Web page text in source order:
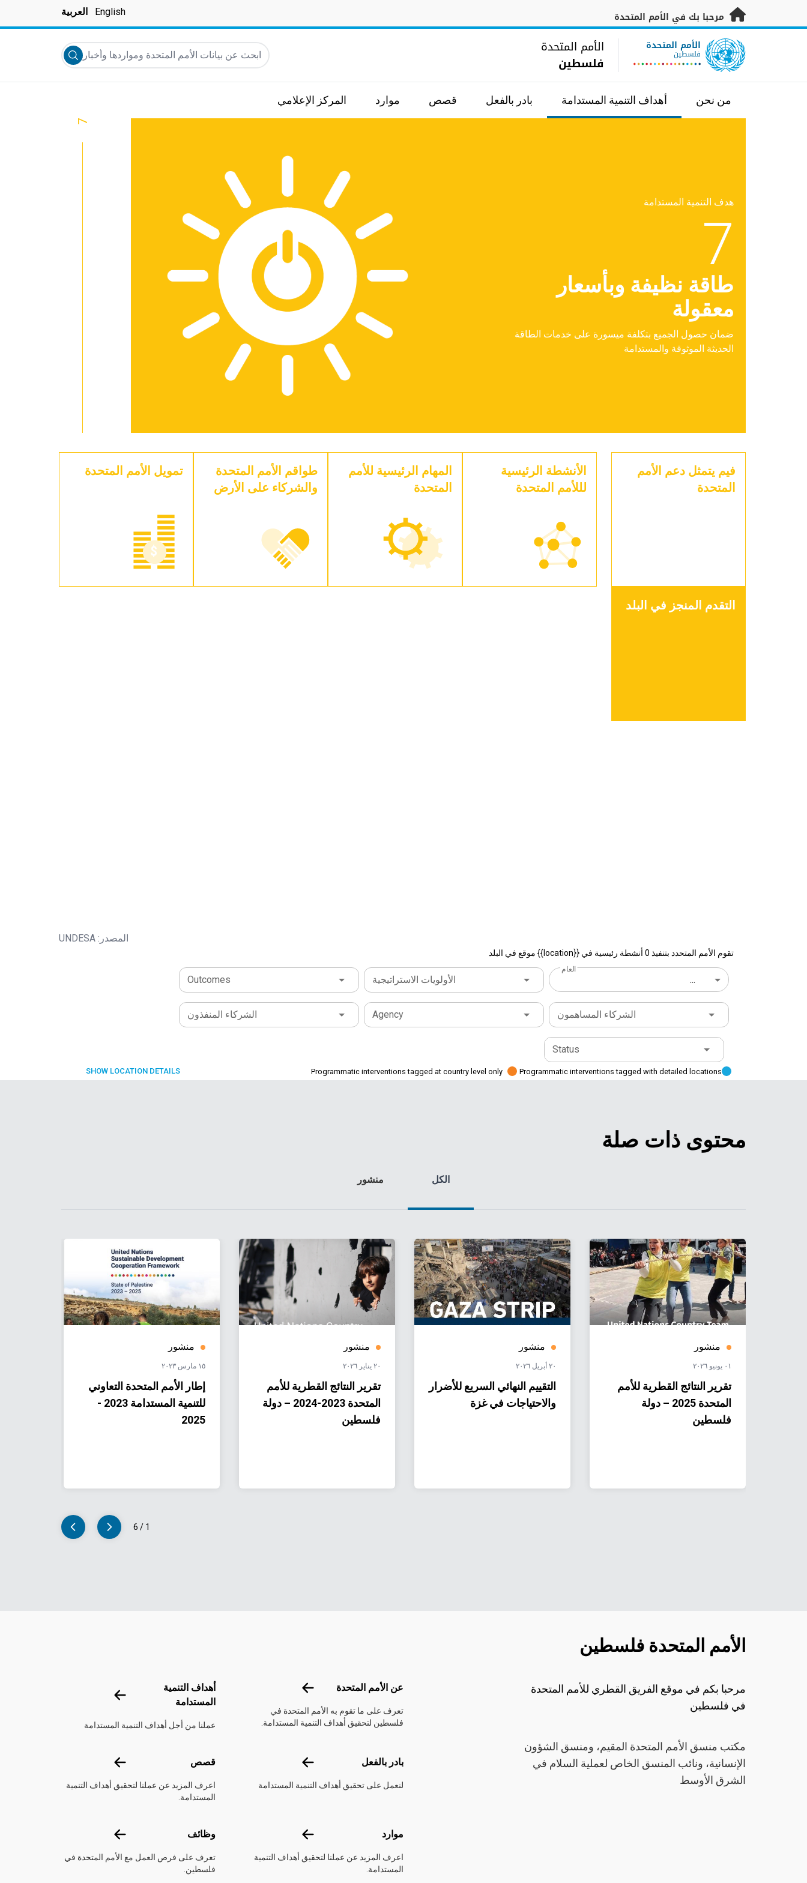
تخطى إلى المحتوى الرئيسي
مرحبا بك في الأمم المتحدة English العربية
UN Logo الأمم المتحدة
فلسطين
الأمم المتحدة
فلسطين
ابحث عن بيانات الأمم المتحدة ومواردها وأخبارها والمزيد...
Submit search
من نحن أهداف التنمية المستدامة بادر بالفعل قصص موارد المركز الإعلامي
هدف التنمية المستدامة
7
طاقة نظيفة وبأسعار
معقولة
ضمان حصول الجميع بتكلفة ميسورة على خدمات الطاقة
الحديثة الموثوقة والمستدامة
7
فيم يتمثل دعم الأمم
المتحدة
التقدم المنجز في البلد
الأنشطة الرئيسية
لللأمم المتحدة
المهام الرئيسية للأمم
المتحدة
طواقم الأمم المتحدة
والشركاء على الأرض
تمويل الأمم المتحدة
المصدر: UNDESA
تقوم الأمم المتحدد بتنفيذ 0 أنشطة رئيسية في {{location}} موقع في البلد
العام
... الأولويات الاستراتيجية Outcomes
الشركاء المساهمون Agency الشركاء المنفذون
Status
Programmatic interventions tagged with detailed locations
Programmatic interventions tagged at country level only
SHOW LOCATION DETAILS
محتوى ذات صلة
الكل منشور
منشور
٠١ يونيو ٢٠٢٦
تقرير النتائج القطرية للأمم
المتحدة 2025 – دولة
فلسطين
منشور
٢٠ أبريل ٢٠٢٦
التقييم النهائي السريع للأضرار
والاحتياجات في غزة
منشور
٢٠ يناير ٢٠٢٦
تقرير النتائج القطرية للأمم
المتحدة 2023-2024 – دولة
فلسطين
منشور
١٥ مارس ٢٠٢٣
إطار الأمم المتحدة التعاوني
للتنمية المستدامة 2023 -
2025
1
/
6
الأمم المتحدة فلسطين
مرحبا بكم في موقع الفريق القطري للأمم المتحدة
في فلسطين
مكتب منسق الأمم المتحدة المقيم، ومنسق الشؤون
الإنسانية، ونائب المنسق الخاص لعملية السلام في
الشرق الأوسط
عن الأمم المتحدة عن الأمم المتحدة
تعرف على ما تقوم به الأمم المتحدة في
فلسطين لتحقيق أهداف التنمية المستدامة.
أهداف التنمية
المستدامة
أهداف التنمية المستدامة
عملنا من أجل أهداف التنمية المستدامة
بادر بالفعل بادر بالفعل
لنعمل على تحقيق أهداف التنمية المستدامة
قصص قصص
اعرف المزيد عن عملنا لتحقيق أهداف التنمية
المستدامة.
موارد موارد
اعرف المزيد عن عملنا لتحقيق أهداف التنمية
المستدامة.
وظائف وظائف
تعرف على فرص العمل مع الأمم المتحدة في
فلسطين.